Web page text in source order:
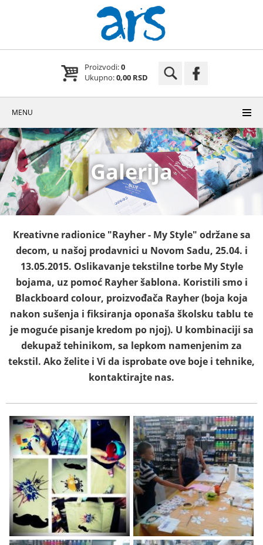
Proizvodi:0
Ukupno:0,00 RSD
MENU
Galerija
Kreativne radionice "Rayher - My Style" održane sa
decom, u našoj prodavnici u Novom Sadu, 25.04. i
13.05.2015. Oslikavanje tekstilne torbe My Style
bojama, uz pomoć Rayher šablona. Koristili smo i
Blackboard colour, proizvođača Rayher (boja koja
nakon sušenja i fiksiranja oponaša školsku tablu te
je moguće pisanje kredom po njoj). U kombinaciji sa
dekupaž tehinikom, sa lepkom namenjenim za
tekstil. Ako želite i Vi da isprobate ove boje i tehnike,
kontaktirajte nas.